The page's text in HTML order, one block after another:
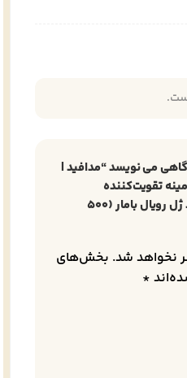
می نویسد “مدافید |
تقویت‌کننده
زنبورعسل و افزایش تولید ژل رویال بامار (500
نخواهد شد. بخش‌های
*